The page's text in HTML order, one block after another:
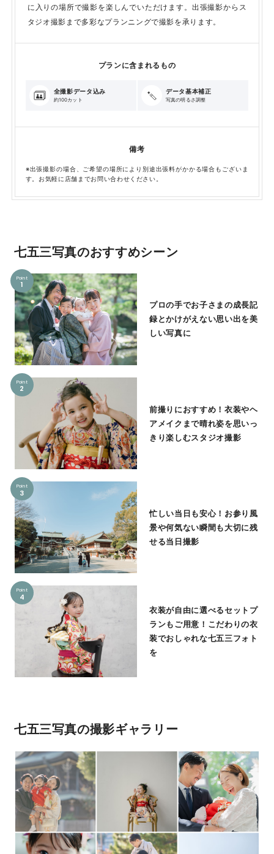
に入りの場所で撮影を楽しんでいただけます。出張撮影からス
タジオ撮影まで多彩なプランニングで撮影を承ります。
プランに含まれるもの
全撮影データ込み
約100カット
データ基本補正
写真の明るさ調整
備考
※出張撮影の場合、ご希望の場所により別途出張料がかかる場合もございま
す。お気軽に店舗までお問い合わせください。
七五三写真のおすすめシーン
Point
1
プロの手でお子さまの成長記
録とかけがえない思い出を美
しい写真に
Point
2
前撮りにおすすめ！衣装やヘ
アメイクまで晴れ姿を思いっ
きり楽しむスタジオ撮影
Point
3
忙しい当日も安心！お参り風
景や何気ない瞬間も大切に残
せる当日撮影
Point
4
衣装が自由に選べるセットプ
ランもご用意！こだわりの衣
装でおしゃれな七五三フォト
を
七五三写真の撮影ギャラリー